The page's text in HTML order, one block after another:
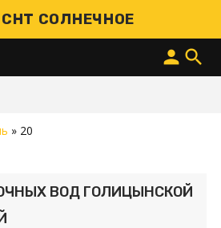
СНТ СОЛНЕЧНОЕ
search
person
» 20
ВОД ГОЛИЦЫНСКОЙ